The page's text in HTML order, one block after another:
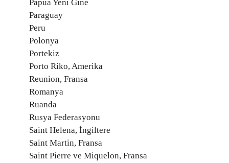
Papua Yeni Gine
Paraguay
Peru
Polonya
Portekiz
Porto Riko, Amerika
Reunion, Fransa
Romanya
Ruanda
Rusya Federasyonu
Saint Helena, İngiltere
Saint Martin, Fransa
Saint Pierre ve Miquelon, Fransa